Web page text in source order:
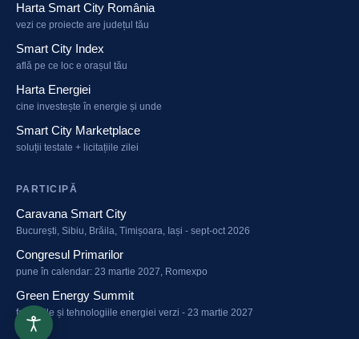
Harta Smart City România
vezi ce proiecte are județul tău
Smart City Index
află pe ce loc e orașul tău
Harta Energiei
cine investește în energie și unde
Smart City Marketplace
soluții testate + licitațiile zilei
PARTICIPĂ
Caravana Smart City
București, Sibiu, Brăila, Timișoara, Iași - sept-oct 2026
Congresul Primarilor
pune în calendar: 23 martie 2027, Romexpo
Green Energy Summit
fondurile și tehnologiile energiei verzi - 23 martie 2027